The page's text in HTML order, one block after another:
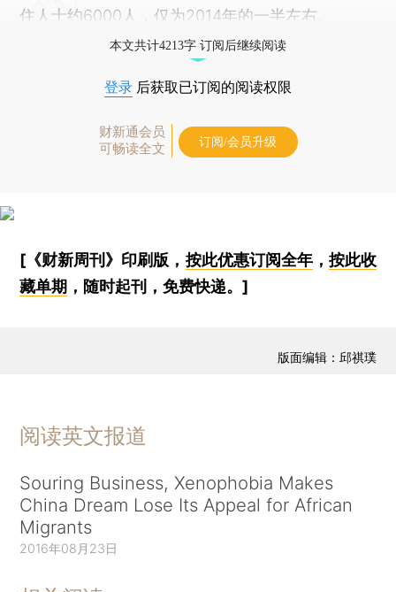
住人士约6000人，仅为2014年的一半左右。
本文共计4213字 订阅后继续阅读
登录 后获取已订阅的阅读权限
财新通会员
可畅读全文
订阅/会员升级
[《财新周刊》印刷版， 按此优惠订阅全年， 按此收
藏单期 ，随时起刊，免费快递。]
版面编辑：邱祺璞
阅读英文报道
Souring Business, Xenophobia Makes
China Dream Lose Its Appeal for African
Migrants
2016年08月23日